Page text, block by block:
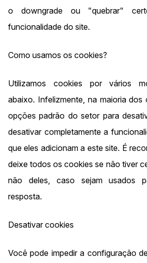
o downgrade ou "quebrar"
funcionalidade do site.
Como usamos os cookies?
Utilizamos cookies por vários
abaixo. Infelizmente, na maioria dos
opções padrão do setor para
desativar completamente a
que eles adicionam a este site. É
deixe todos os cookies se não tiver
não deles, caso sejam usados
resposta.
Desativar cookies
Você pode impedir a configuração